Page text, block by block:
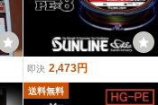
即決 2,473円
送料無料